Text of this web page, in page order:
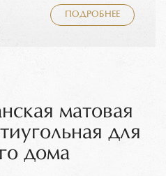
ПОДРОБНЕЕ
матовая
для
дома